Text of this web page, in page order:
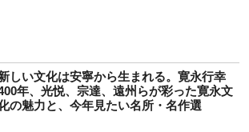
しい文化は安寧から生まれる。寛永行幸
年、光悦、宗達、遠州らが彩った寛永文
の魅力と、今年見たい名所・名作選